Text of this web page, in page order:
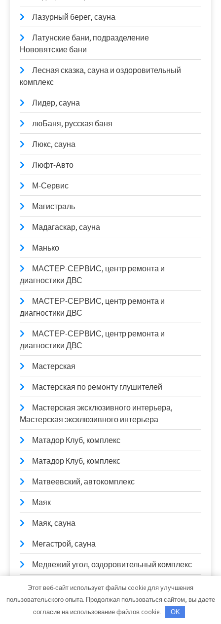
Лазурный берег, сауна
Латунские бани, подразделение
Нововятские бани
Лесная сказка, сауна и оздоровительный
комплекс
Лидер, сауна
люБаня, русская баня
Люкс, сауна
Люфт-Авто
М-Сервис
Магистраль
Мадагаскар, сауна
Манько
МАСТЕР-СЕРВИС, центр ремонта и
диагностики ДВС
МАСТЕР-СЕРВИС, центр ремонта и
диагностики ДВС
МАСТЕР-СЕРВИС, центр ремонта и
диагностики ДВС
Мастерская
Мастерская по ремонту глушителей
Мастерская эксклюзивного интерьера,
Мастерская эксклюзивного интерьера
Матадор Клуб, комплекс
Матадор Клуб, комплекс
Матвеевский, автокомплекс
Маяк
Маяк, сауна
Мегастрой, сауна
Медвежий угол, оздоровительный комплекс
Медвежий угол, оздоровительный комплекс
Этот веб-сайт использует файлы cookie для улучшения
пользовательского опыта. Продолжая пользоваться сайтом, вы даете
согласие на использование файлов cookie.
OK